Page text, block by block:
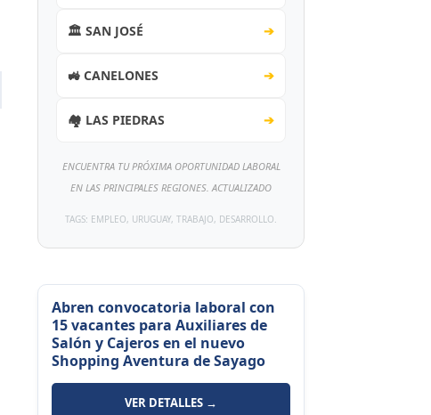
🏛️ SAN JOSÉ ➔
🚜 CANELONES ➔
🏘️ LAS PIEDRAS ➔
ENCUENTRA TU PRÓXIMA OPORTUNIDAD LABORAL
EN LAS PRINCIPALES REGIONES. ACTUALIZADO
TAGS: EMPLEO, URUGUAY, TRABAJO, DESARROLLO.
Abren convocatoria laboral con
15 vacantes para Auxiliares de
Salón y Cajeros en el nuevo
Shopping Aventura de Sayago
VER DETALLES →